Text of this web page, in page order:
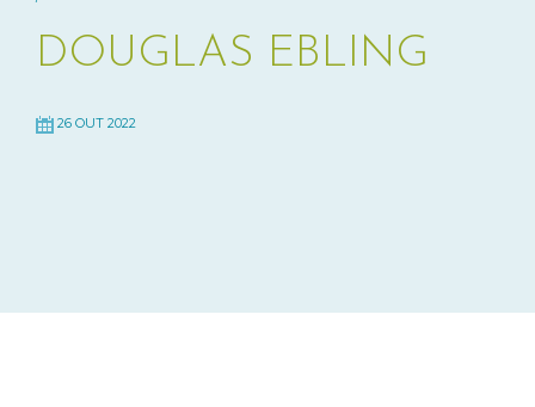
DOUGLAS EBLING
26 OUT 2022